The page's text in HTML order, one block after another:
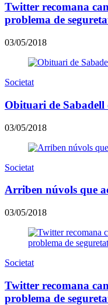
Twitter recomana
problema de
03/05/2018
Societat
Obituari de Sabadell
03/05/2018
Societat
Arriben núvols que
03/05/2018
Societat
Twitter recomana
problema de